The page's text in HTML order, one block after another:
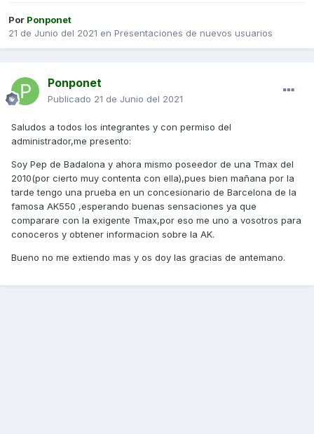
Por Ponponet
21 de Junio del 2021 en Presentaciones de nuevos usuarios
Ponponet
Publicado 21 de Junio del 2021
Saludos a todos los integrantes y con permiso del
administrador,me presento:
Soy Pep de Badalona y ahora mismo poseedor de una Tmax del
2010(por cierto muy contenta con ella),pues bien mañana por la
tarde tengo una prueba en un concesionario de Barcelona de la
famosa AK550 ,esperando buenas sensaciones ya que
comparare con la exigente Tmax,por eso me uno a vosotros para
conoceros y obtener informacion sobre la AK.
Bueno no me extiendo mas y os doy las gracias de antemano.